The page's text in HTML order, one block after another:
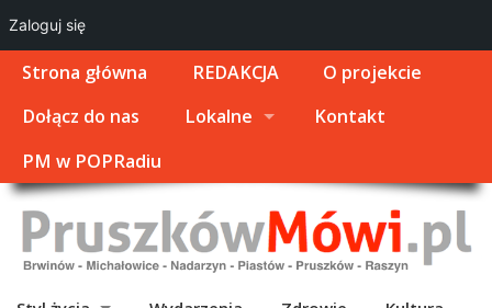
Strona główna REDAKCJA
O projekcie
Dołącz do nas
Lokalne
Kontakt
PM w POPRadiu
Zaloguj się